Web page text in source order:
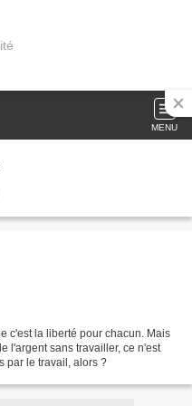
MENU
c'est la liberté pour chacun. Mais
l'argent sans travailler, ce n'est
par le travail, alors ?